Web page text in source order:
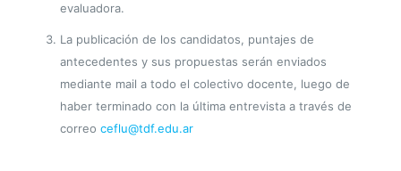
evaluadora.
La publicación de los candidatos, puntajes de
antecedentes y sus propuestas serán enviados
mediante mail a todo el colectivo docente, luego de
haber terminado con la última entrevista a través de
correo ceflu@tdf.edu.ar